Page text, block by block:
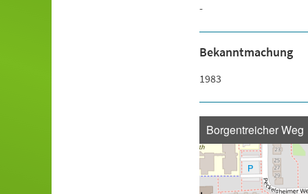
-
Bekanntmachung
1983
Borgentreicher Weg